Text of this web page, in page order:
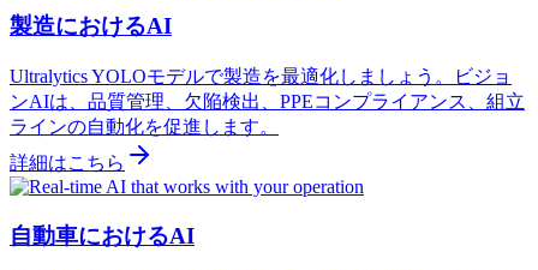
製造におけるAI
Ultralytics YOLOモデルで製造を最適化しましょう。ビジョ
ンAIは、品質管理、欠陥検出、PPEコンプライアンス、組立
ラインの自動化を促進します。
詳細はこちら
自動車におけるAI